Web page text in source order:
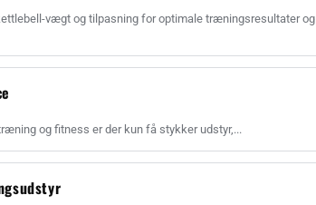
vægt og tilpasning for optimale træningsresultater og
og fitness er der kun få stykker udstyr,...